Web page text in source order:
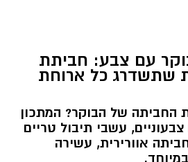
עם צבע: חביתת
שתשדרג כל ארוחת
של הבוקר? המתכון
עשבי תיבול טריים
חביתה אוורירית, עשירה